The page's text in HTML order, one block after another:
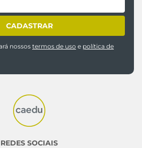
CADASTRAR
nossos termos de uso e política de
REDES SOCIAIS